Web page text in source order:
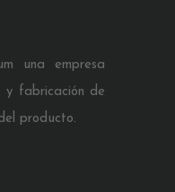
una empresa
y fabricación de
producto.